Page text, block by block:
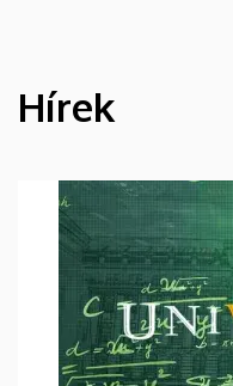
HÍREK
Hírek